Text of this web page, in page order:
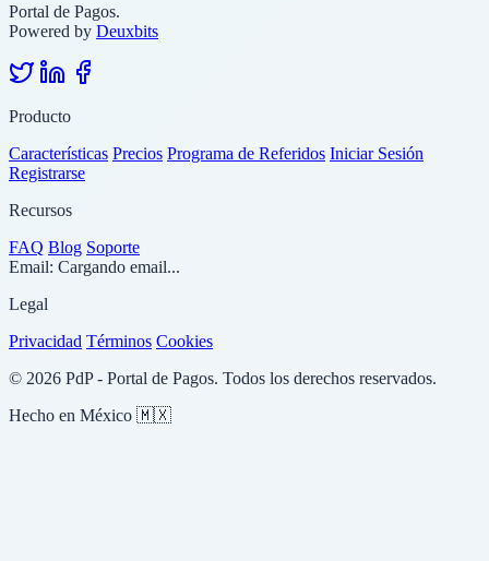
Portal de Pagos.
Powered by Deuxbits
Producto
Características Precios Programa de Referidos Iniciar Sesión
Registrarse
Recursos
FAQ Blog Soporte
Email: Cargando email...
Legal
Privacidad Términos Cookies
© 2026 PdP - Portal de Pagos. Todos los derechos reservados.
Hecho en México 🇲🇽